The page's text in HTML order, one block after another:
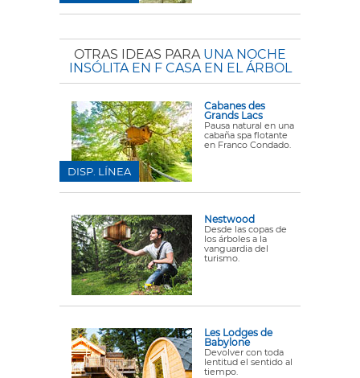
OTRAS IDEAS PARA UNA NOCHE
INSÓLITA EN F CASA EN EL ÁRBOL
Cabanes des
Grands Lacs
Pausa natural en una
cabaña spa flotante
en Franco Condado.
DISP. LÍNEA
Nestwood
Desde las copas de
los árboles a la
vanguardia del
turismo.
Les Lodges de
Babylone
Devolver con toda
lentitud el sentido al
tiempo.